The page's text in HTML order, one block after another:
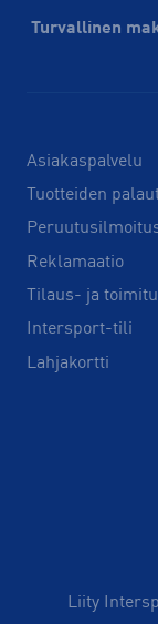
Turvallinen
Asiakaspalvelu
Tuotteiden
Reklamaatio
Tilaus- ja
Intersport-tili
Lahjakortti
Liity